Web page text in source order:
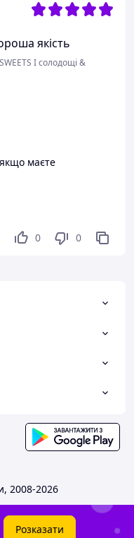
якість
I солодощі &
маєте
0 0
2008-2026
Розказати